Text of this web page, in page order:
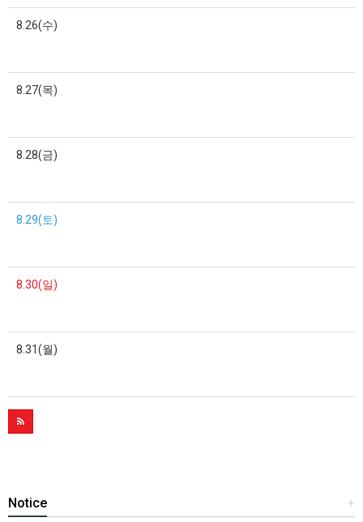
8.26(수)
8.27(목)
8.28(금)
8.29(토)
8.30(일)
8.31(월)
+
Notice